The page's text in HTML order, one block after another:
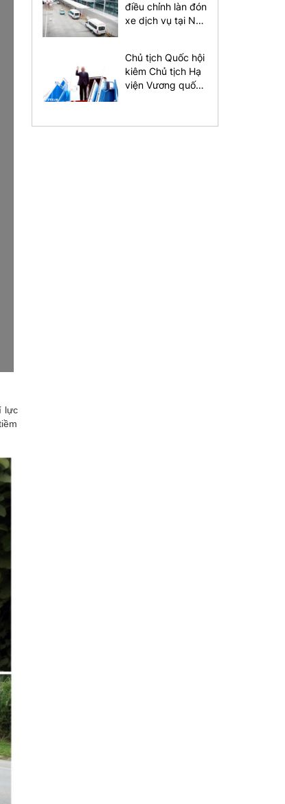
lực
điều chỉnh làn đón
xe dịch vụ tại Nhà
Chủ tịch Quốc hội
kiêm Chủ tịch Hạ
viện Vương quốc
Việt Nam